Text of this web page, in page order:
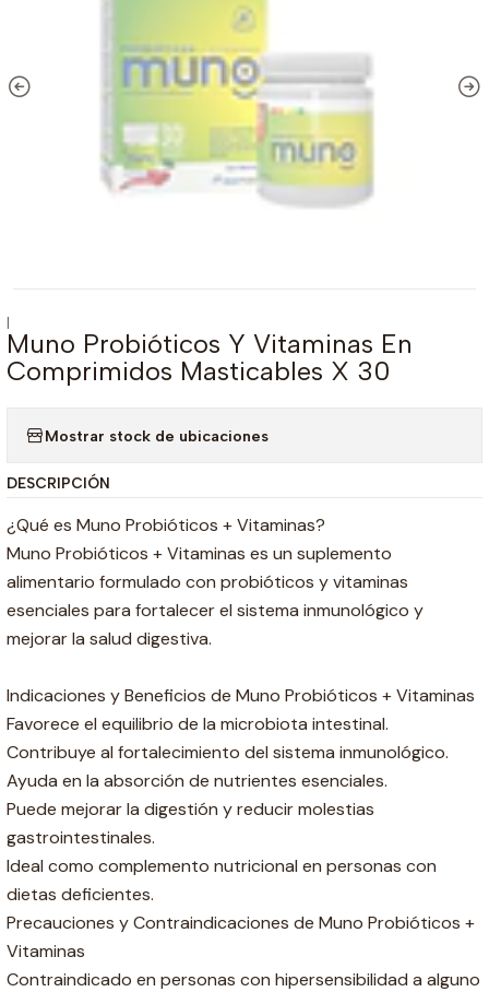
|
Muno Probióticos Y Vitaminas En
Comprimidos Masticables X 30
Mostrar stock de ubicaciones
DESCRIPCIÓN
¿Qué es Muno Probióticos + Vitaminas?
Muno Probióticos + Vitaminas es un suplemento
alimentario formulado con probióticos y vitaminas
esenciales para fortalecer el sistema inmunológico y
mejorar la salud digestiva.
Indicaciones y Beneficios de Muno Probióticos + Vitaminas
Favorece el equilibrio de la microbiota intestinal.
Contribuye al fortalecimiento del sistema inmunológico.
Ayuda en la absorción de nutrientes esenciales.
Puede mejorar la digestión y reducir molestias
gastrointestinales.
Ideal como complemento nutricional en personas con
dietas deficientes.
Precauciones y Contraindicaciones de Muno Probióticos +
Vitaminas
Contraindicado en personas con hipersensibilidad a alguno